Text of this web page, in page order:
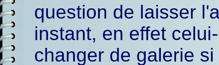
question de laisser
instant, en effet
changer de galerie